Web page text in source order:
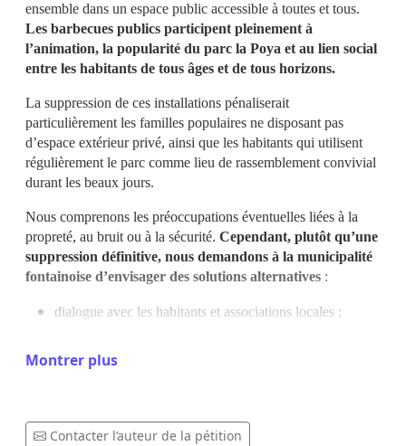
ensemble dans un espace public accessible à toutes et tous.
Les barbecues publics participent pleinement à
l’animation, la popularité du parc la Poya et au lien social
entre les habitants de tous âges et de tous horizons.
La suppression de ces installations pénaliserait
particulièrement les familles populaires ne disposant pas
d’espace extérieur privé, ainsi que les habitants qui utilisent
régulièrement le parc comme lieu de rassemblement convivial
durant les beaux jours.
Nous comprenons les préoccupations éventuelles liées à la
propreté, au bruit ou à la sécurité. Cependant, plutôt qu’une
suppression définitive, nous demandons à la municipalité
fontainoise d’envisager des solutions alternatives :
dialogue avec les habitants et associations locales ;
installation de panneaux de sensibilisation et de
présence humaine pour réprimer les contrevenants.
Montrer plus
Contacter l’auteur de la pétition